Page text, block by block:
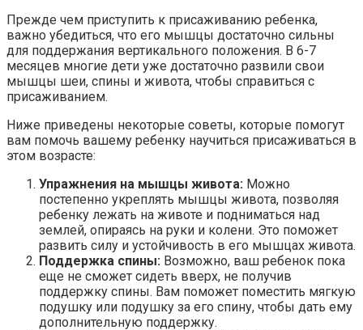
Прежде чем приступить к присаживанию ребенка,
важно убедиться, что его мышцы достаточно сильны
для поддержания вертикального положения. В 6-7
месяцев многие дети уже достаточно развили свои
мышцы шеи, спины и живота, чтобы справиться с
присаживанием.
Ниже приведены некоторые советы, которые помогут
вам помочь вашему ребенку научиться присаживаться в
этом возрасте:
Упражнения на мышцы живота: Можно
постепенно укреплять мышцы живота, позволяя
ребенку лежать на животе и подниматься над
землей, опираясь на руки и колени. Это поможет
развить силу и устойчивость в его мышцах живота.
Поддержка спины: Возможно, ваш ребенок пока
еще не сможет сидеть вверх, не получив
поддержку спины. Вам поможет поместить мягкую
подушку или подушку за его спину, чтобы дать ему
дополнительную поддержку.